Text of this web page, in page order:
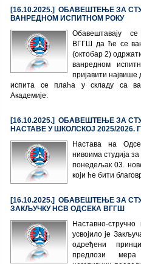
[16.10.2025.] ОБАВЕШТЕЊЕ ЗА
ВАНРЕДНОМ ИСПИТНОМ РОКУ
Обавештавају
ВГГШ да ће се
(октобар 2)
ванредном
пријавити највише
испита се плаћа у складу са
Академије.
[16.10.2025.] ОБАВЕШТЕЊЕ ЗА
НАСТАВЕ У ШКОЛСКОЈ 2025/2026.
Настава на
нивоима студија
понедељак 03.
који ће бити
[16.10.2025.] ОБАВЕШТЕЊЕ ЗА
ЗАКЉУЧКУ НСВ ОДСЕКА ВГГШ
Наставно-
усвојило је
одређени
предлози